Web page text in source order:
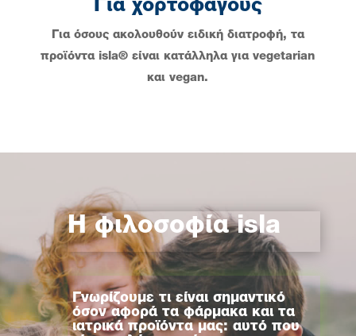
Για χορτοφάγους
Για όσους ακολουθούν ειδική διατροφή, τα
προϊόντα isla® είναι κατάλληλα για vegetarian
και vegan.
Η φιλοσοφία isla
Γνωρίζουμε τι είναι σημαντικό
όσον αφορά τα φάρμακα και τα
ιατρικά προϊόντα μας: αυτό που